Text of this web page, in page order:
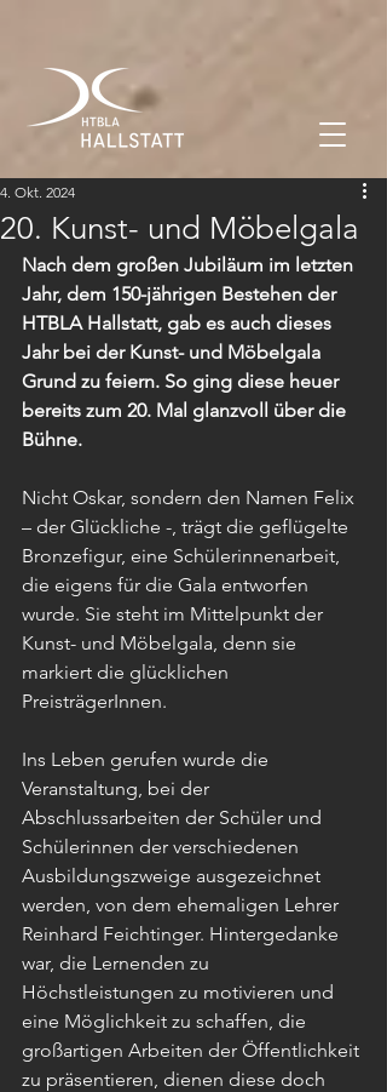
20. Kunst- und Möbelgala
4. Okt. 2024
Nach dem großen Jubiläum im letzten
Jahr, dem 150-jährigen Bestehen der
HTBLA Hallstatt, gab es auch dieses
Jahr bei der Kunst- und Möbelgala
Grund zu feiern. So ging diese heuer
bereits zum 20. Mal glanzvoll über die
Bühne.
Nicht Oskar, sondern den Namen Felix
– der Glückliche -, trägt die geflügelte
Bronzefigur, eine Schülerinnenarbeit,
die eigens für die Gala entworfen
wurde. Sie steht im Mittelpunkt der
Kunst- und Möbelgala, denn sie
markiert die glücklichen
PreisträgerInnen.
Ins Leben gerufen wurde die
Veranstaltung, bei der
Abschlussarbeiten der Schüler und
Schülerinnen der verschiedenen
Ausbildungszweige ausgezeichnet
werden, von dem ehemaligen Lehrer
Reinhard Feichtinger. Hintergedanke
war, die Lernenden zu
Höchstleistungen zu motivieren und
eine Möglichkeit zu schaffen, die
großartigen Arbeiten der Öffentlichkeit
zu präsentieren, dienen diese doch